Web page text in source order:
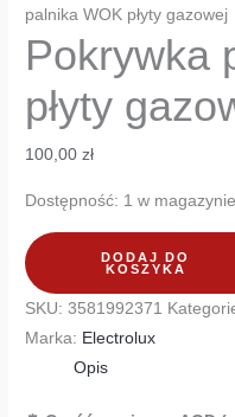
palnika WOK płyty gazowej
Pokrywka
płyty
100,00zł
Dostępność: 1 w magazynie
DODAJ DO
KOSZYKA
SKU:3581992371
Marka: Electrolux
Opis